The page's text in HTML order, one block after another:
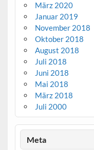
März 2020
Januar 2019
November 2018
Oktober 2018
August 2018
Juli 2018
Juni 2018
Mai 2018
März 2018
Juli 2000
Meta